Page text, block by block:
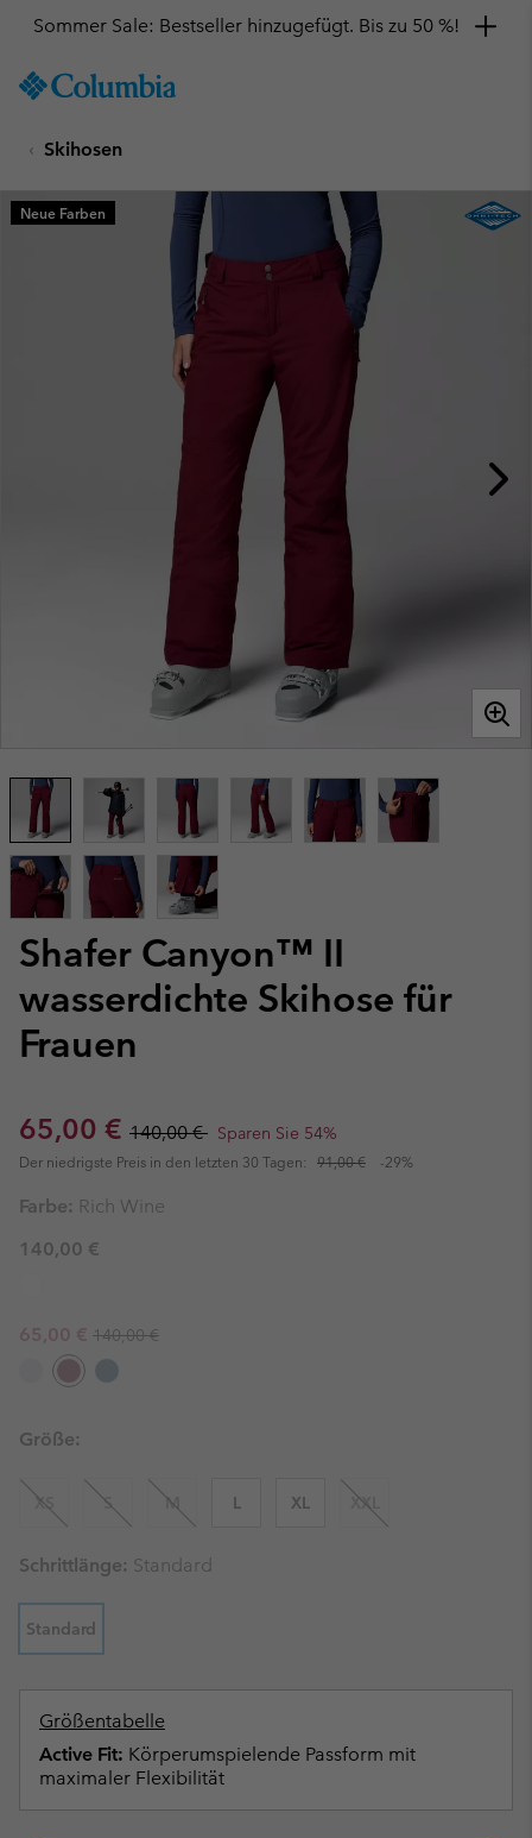
TO
SKIP
MAIN
NAV
Sommer Sale: Bestseller hinzugefügt. Bis zu 50 %!
Skihosen
Shafer Canyon™ II
wasserdichte Skihose für
Frauen
Sale price:
65,00 € Regular price:
140,00 € Sparen Sie 54%
Der niedrigste Preis in den letzten 30 Tagen: 91,00 € -29%
Neue Farben
Farbe: Rich Wine
140,00 €
Sale price:
65,00 € Regular price:
140,00 €
Größe:
XS S M L XL XXL
Schrittlänge: Standard
Standard
Größentabelle
Active Fit: Körperumspielende Passform mit
maximaler Flexibilität